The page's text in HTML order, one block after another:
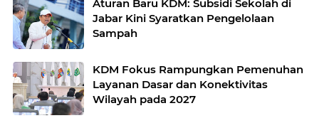
Aturan Baru KDM: Subsidi Sekolah di
Jabar Kini Syaratkan Pengelolaan
Sampah
KDM Fokus Rampungkan Pemenuhan
Layanan Dasar dan Konektivitas
Wilayah pada 2027